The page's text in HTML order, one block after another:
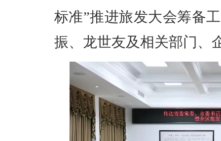
标准”推进旅发大会筹备
振、龙世友及相关部门、